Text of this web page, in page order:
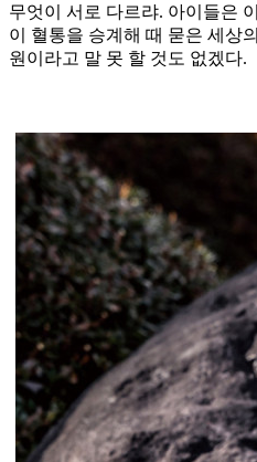
무엇이 서로 다르랴. 아이들은
이 혈통을 승계해 때 묻은 세상
원이라고 말 못 할 것도 없겠다.